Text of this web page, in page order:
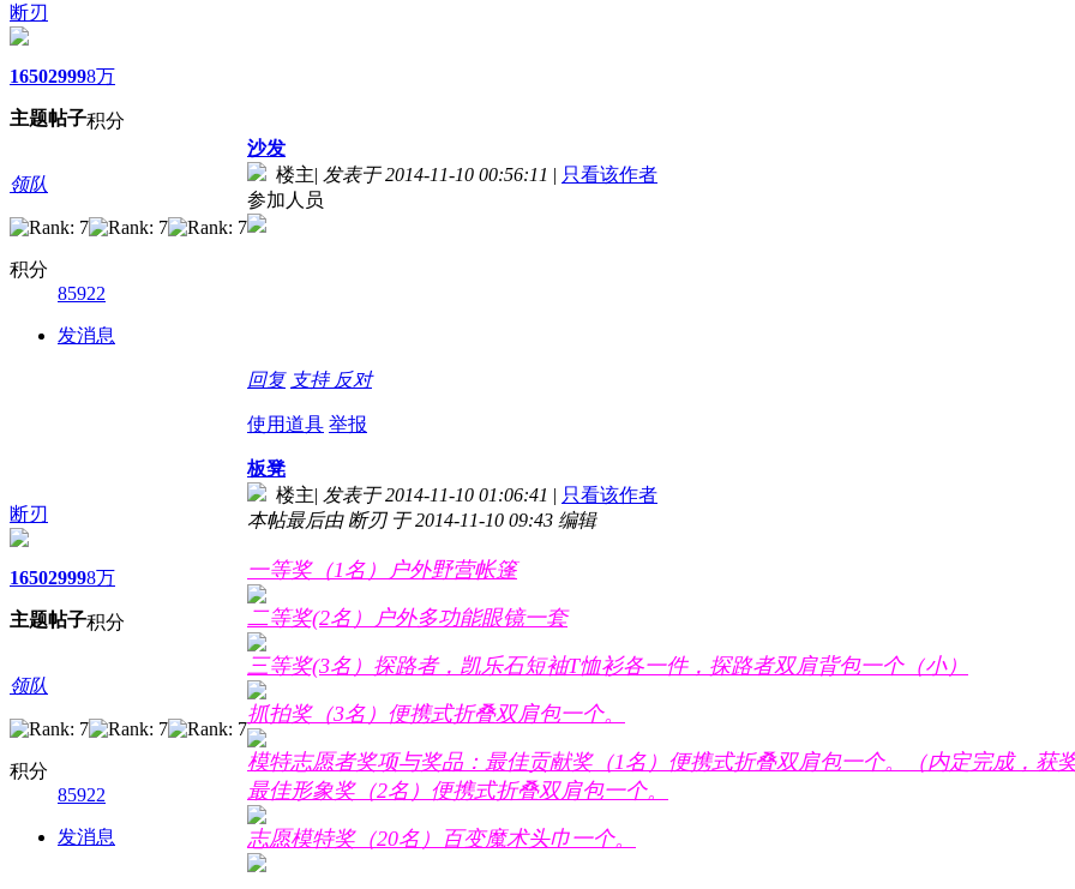
断刃
1650
主题
2999
帖子
8万
积分
领队
积分
85922
发消息
沙发
楼主| 发表于 2014-11-10 00:56:11 | 只看该作者
参加人员
回复 支持 反对
使用道具 举报
断刃
1650
主题
2999
帖子
8万
积分
领队
积分
85922
发消息
板凳
楼主| 发表于 2014-11-10 01:06:41 | 只看该作者
本帖最后由 断刃 于 2014-11-10 09:43 编辑
一等奖（1名）户外野营帐篷
二等奖(2名）户外多功能眼镜一套
三等奖(3名）探路者，凯乐石短袖T恤衫各一件，探路者双肩背包一个（小）
抓拍奖（3名）便携式折叠双肩包一个。
模特志愿者奖项与奖品：最佳贡献奖（1名）便携式折叠双肩包一个。（内定完成，获
最佳形象奖（2名）便携式折叠双肩包一个。
志愿模特奖（20名）百变魔术头巾一个。